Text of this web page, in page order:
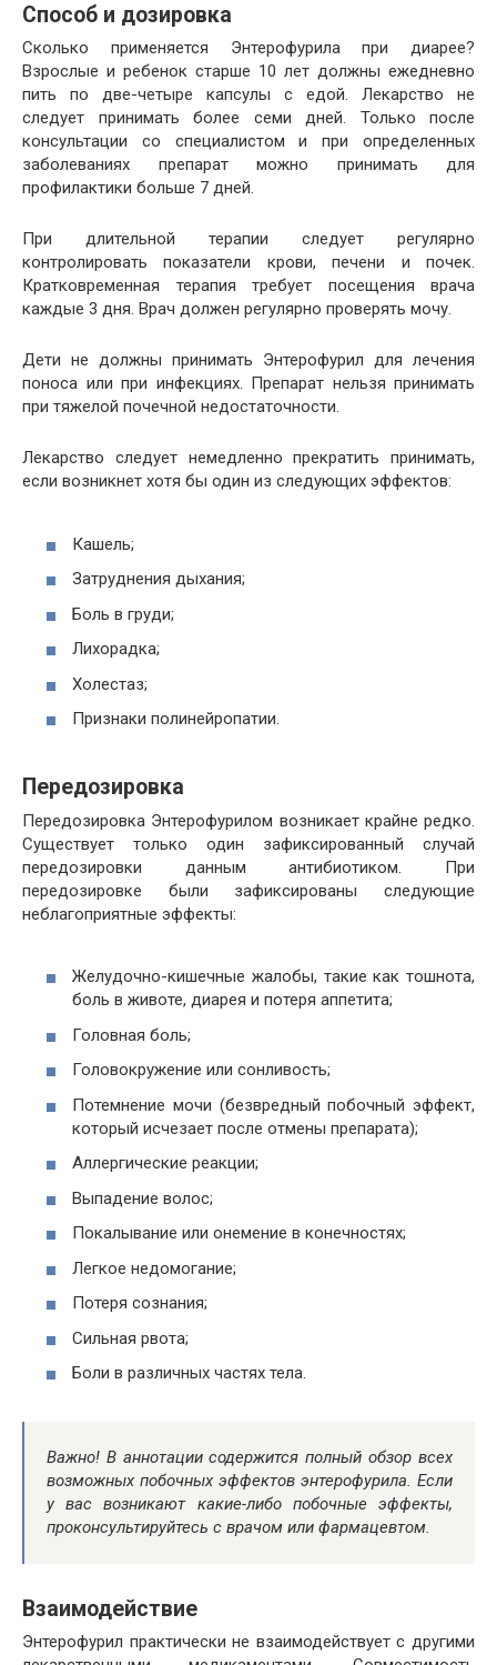
Способ и дозировка
Сколько применяется Энтерофурила при диарее?
Взрослые и ребенок старше 10 лет должны ежедневно
пить по две-четыре капсулы с едой. Лекарство не
следует принимать более семи дней. Только после
консультации со специалистом и при определенных
заболеваниях препарат можно принимать для
профилактики больше 7 дней.
При длительной терапии следует регулярно
контролировать показатели крови, печени и почек.
Кратковременная терапия требует посещения врача
каждые 3 дня. Врач должен регулярно проверять мочу.
Дети не должны принимать Энтерофурил для лечения
поноса или при инфекциях. Препарат нельзя принимать
при тяжелой почечной недостаточности.
Лекарство следует немедленно прекратить принимать,
если возникнет хотя бы один из следующих эффектов:
Кашель;
Затруднения дыхания;
Боль в груди;
Лихорадка;
Холестаз;
Признаки полинейропатии.
Передозировка
Передозировка Энтерофурилом возникает крайне редко.
Существует только один зафиксированный случай
передозировки данным антибиотиком. При
передозировке были зафиксированы следующие
неблагоприятные эффекты:
Желудочно-кишечные жалобы, такие как тошнота,
боль в животе, диарея и потеря аппетита;
Головная боль;
Головокружение или сонливость;
Потемнение мочи (безвредный побочный эффект,
который исчезает после отмены препарата);
Аллергические реакции;
Выпадение волос;
Покалывание или онемение в конечностях;
Легкое недомогание;
Потеря сознания;
Сильная рвота;
Боли в различных частях тела.
Важно! В аннотации содержится полный обзор всех
возможных побочных эффектов энтерофурила. Если
у вас возникают какие-либо побочные эффекты,
проконсультируйтесь с врачом или фармацевтом.
Взаимодействие
Энтерофурил практически не взаимодействует с другими